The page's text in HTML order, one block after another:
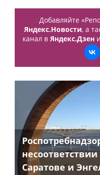
Добавляйте
Яндекс.Новости, а
канал в Яндекс.Дзени
Саратове и